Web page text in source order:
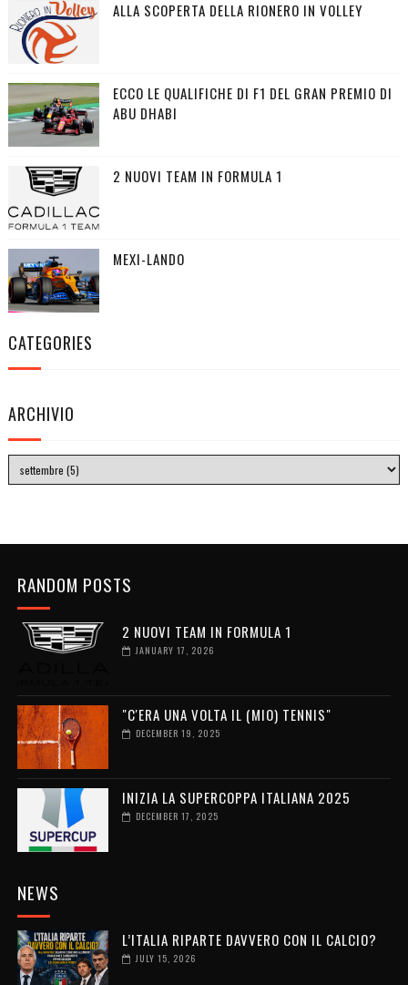
ALLA SCOPERTA DELLA RIONERO IN VOLLEY
ECCO LE QUALIFICHE DI F1 DEL GRAN PREMIO DI
ABU DHABI
2 NUOVI TEAM IN FORMULA 1
MEXI-LANDO
CATEGORIES
ARCHIVIO
RANDOM POSTS
2 NUOVI TEAM IN FORMULA 1
JANUARY 17, 2026
"C'ERA UNA VOLTA IL (MIO) TENNIS"
DECEMBER 19, 2025
INIZIA LA SUPERCOPPA ITALIANA 2025
DECEMBER 17, 2025
NEWS
L’ITALIA RIPARTE DAVVERO CON IL CALCIO?
JULY 15, 2026